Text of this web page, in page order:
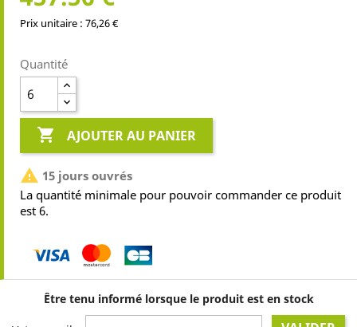
Prix unitaire : 76,26 €
Quantité
 AJOUTER AU PANIER
 15 jours ouvrés
La quantité minimale pour pouvoir commander ce produit
est 6.
Être tenu informé lorsque le produit est en stock